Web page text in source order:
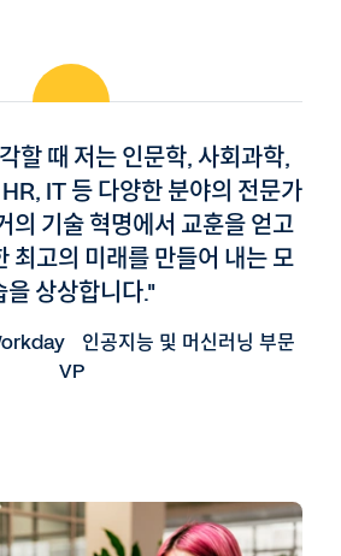
할 때 저는 인문학, 사회과학,
IT 등 다양한 분야의 전문가
의 기술 혁명에서 교훈을 얻고
최고의 미래를 만들어 내는 모
을 상상합니다."
인공지능 및 머신러닝 부문
VP